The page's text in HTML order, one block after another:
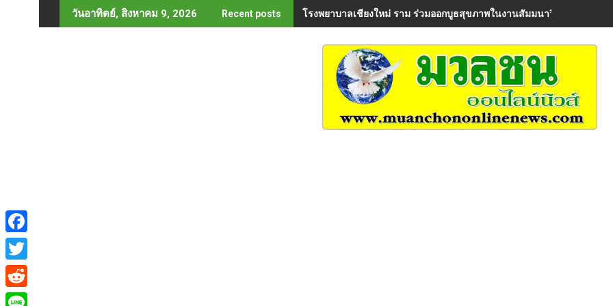
to
วันอาทิตย์, สิงหาคม 9, 2026 Recent posts โรงพยาบาลเชียงใหม่ ราม ร่วมออกบูธสุขภาพในงานสัมมนาวิชาการ AIA
F
a
c
T
w
R